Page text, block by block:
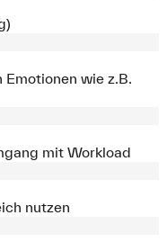
wie z.B.
mit Workload
nutzen